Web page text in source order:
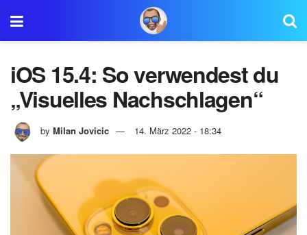
iOS 15.4: So verwendest du
„Visuelles Nachschlagen“
by Milan Jovicic 14. März 2022 - 18:34